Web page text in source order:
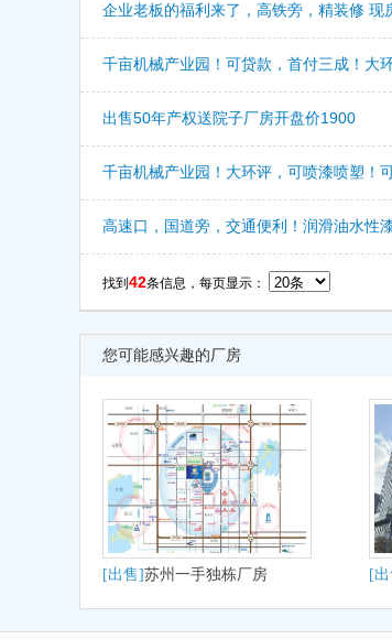
企业老板的福利来了，高铁旁，精装修 现
千亩机械产业园！可贷款，首付三成！大
出售50年产权送院子厂房开盘价1900
千亩机械产业园！大环评，可喷漆喷塑！
高速口，国道旁，交通便利！润滑油水性
找到 42条信息，每页显示：
您可能感兴趣的厂房
[出售]苏州一手独栋厂房 [
大